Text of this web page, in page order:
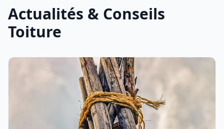
Actualités & Conseils
Toiture